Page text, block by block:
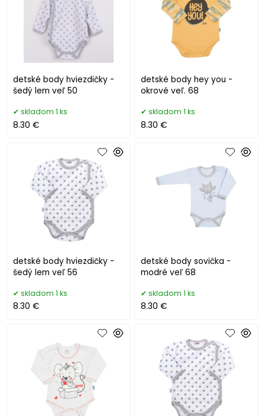
detské body hviezdičky -
šedý lem veľ 50
skladom 1 ks
8.30 €
detské body hey you -
okrové veľ. 68
skladom 1 ks
8.30 €
detské body hviezdičky -
šedý lem veľ 56
skladom 1 ks
8.30 €
detské body sovička -
modré veľ 68
skladom 1 ks
8.30 €